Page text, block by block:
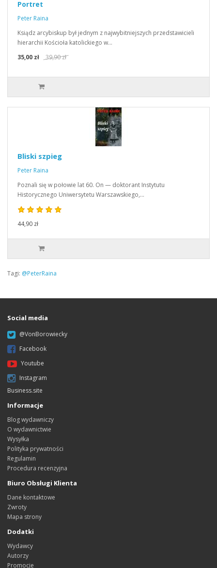
Portret
Peter Raina
Ksiądz arcybiskup był jednym z najwybitniejszych przedstawicieli
hierarchii Kościoła katolickiego w…
35,00 zł
39,90 zł
Bliski szpieg
Peter Raina
Poznali się w połowie lat 60. On — doktorant Instytutu
Historycznego Uniwersytetu Warszawskiego,…
44,90 zł
Tagi: @PeterRaina
Social media
@VonBorowiecky
Facebook
Youtube
Instagram
Business.site
Informacje
Blog wydawniczy
O wydawnictwie
Wysyłka
Polityka prywatności
Regulamin
Procedura recenzyjna
Biuro Obsługi Klienta
Dane kontaktowe
Zwroty
Mapa strony
Dodatki
Wydawcy
Autorzy
Promocje